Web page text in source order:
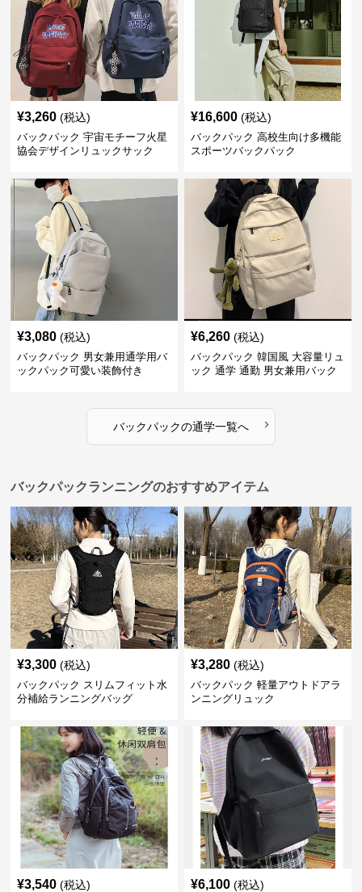
¥3,260 (税込)
バックパック 宇宙モチーフ火星
協会デザインリュックサック
¥16,600 (税込)
バックパック 高校生向け多機能
スポーツバックパック
¥3,080 (税込)
バックパック 男女兼用通学用バ
ックパック可愛い装飾付き
¥6,260 (税込)
バックパック 韓国風 大容量リュ
ック 通学 通勤 男女兼用バック
バックパックの通学一覧へ ›
バックパックランニングのおすすめアイテム
¥3,300 (税込)
バックパック スリムフィット水
分補給ランニングバッグ
¥3,280 (税込)
バックパック 軽量アウトドアラ
ンニングリュック
¥3,540 (税込) ¥6,100 (税込)